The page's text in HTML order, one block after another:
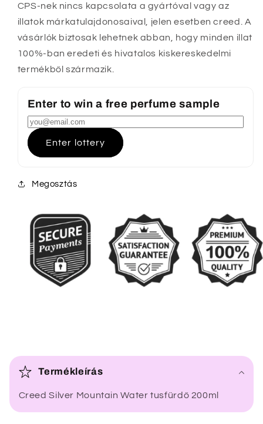
CPS-nek nincs kapcsolata a gyártóval vagy az
illatok márkatulajdonosaival, jelen esetben creed. A
vásárlók biztosak lehetnek abban, hogy minden illat
100%-ban eredeti és hivatalos kiskereskedelmi
termékből származik.
Enter to win a free perfume sample
Enter lottery
Megosztás
s
e
Termékleírás
Creed Silver Mountain Water tusfürdő 200ml